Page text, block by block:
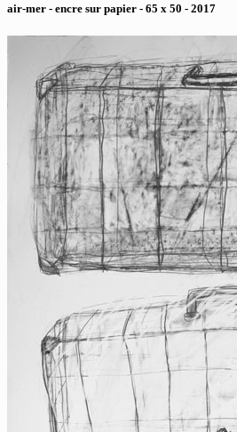
air-mer - encre sur papier - 65 x 50 - 2017